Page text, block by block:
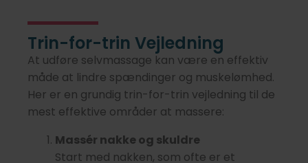
Trin-for-trin Vejledning
At udføre selvmassage kan være en effektiv
måde at lindre spændinger og muskelømhed.
Her er en grundig trin-for-trin vejledning til de
mest effektive områder at massere:
Massér nakke og skuldre
Start med nakken, som ofte er et